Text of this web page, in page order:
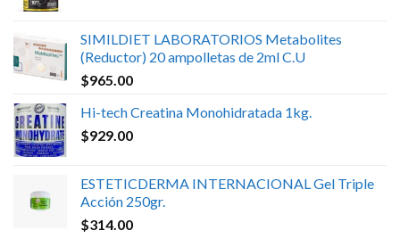
SIMILDIET LABORATORIOS Metabolites
(Reductor) 20 ampolletas de 2ml C.U
$965.00
Hi-tech Creatina Monohidratada 1kg.
$929.00
ESTETICDERMA INTERNACIONAL Gel Triple
Acción 250gr.
$314.00